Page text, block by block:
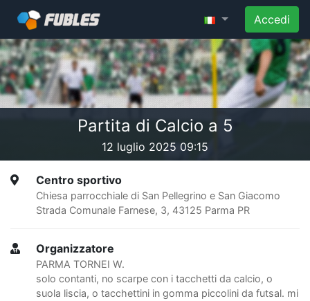
Accedi
Partita di Calcio a 5
12 luglio 2025 09:15
Centro sportivo
Chiesa parrocchiale di San Pellegrino e San Giacomo
Strada Comunale Farnese, 3, 43125 Parma PR
Organizzatore
PARMA TORNEI W.
solo contanti, no scarpe con i tacchetti da calcio, o
suola liscia, o tacchettini in gomma piccolini da futsal. mi